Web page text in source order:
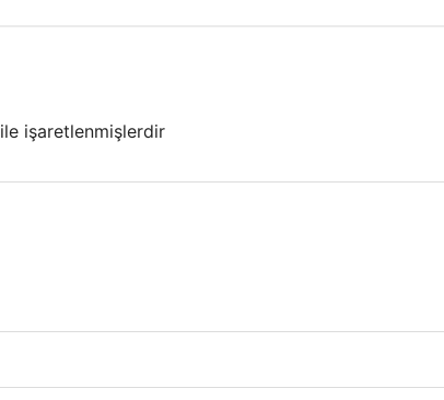
ile işaretlenmişlerdir